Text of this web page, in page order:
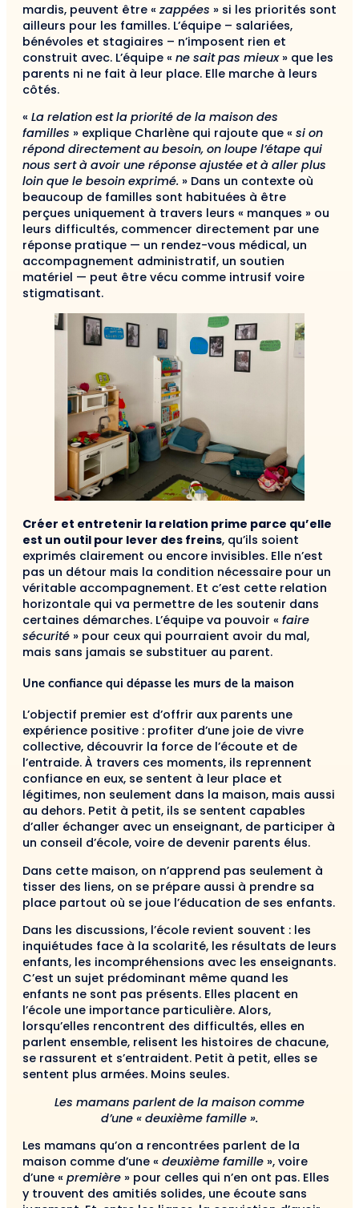
mardis, peuvent être « zappées » si les priorités sont
ailleurs pour les familles. L’équipe – salariées,
bénévoles et stagiaires – n’imposent rien et
construit avec. L’équipe « ne sait pas mieux» que les
parents ni ne fait à leur place. Elle marche à leurs
côtés.
« La relation est la priorité de la maison des
familles » explique Charlène qui rajoute que « si on
répond directement au besoin, on loupe l’étape qui
nous sert à avoir une réponse ajustée et à aller plus
loin que le besoin exprimé. » Dans un contexte où
beaucoup de familles sont habituées à être
perçues uniquement à travers leurs « manques » ou
leurs difficultés, commencer directement par une
réponse pratique — un rendez-vous médical, un
accompagnement administratif, un soutien
matériel — peut être vécu comme intrusif voire
stigmatisant.
Créer et entretenir la relation prime parce qu’elle
est un outil pour lever des freins, qu’ils soient
exprimés clairement ou encore invisibles. Elle n’est
pas un détour mais la condition nécessaire pour un
véritable accompagnement. Et c’est cette relation
horizontale qui va permettre de les soutenir dans
certaines démarches. L’équipe va pouvoir « faire
sécurité » pour ceux qui pourraient avoir du mal,
mais sans jamais se substituer au parent.
Une confiance qui dépasse les murs de la maison
L’objectif premier est d’offrir aux parents une
expérience positive : profiter d’une joie de vivre
collective, découvrir la force de l’écoute et de
l’entraide. À travers ces moments, ils reprennent
confiance en eux, se sentent à leur place et
légitimes, non seulement dans la maison, mais aussi
au dehors. Petit à petit, ils se sentent capables
d’aller échanger avec un enseignant, de participer à
un conseil d’école, voire de devenir parents élus.
Dans cette maison, on n’apprend pas seulement à
tisser des liens, on se prépare aussi à prendre sa
place partout où se joue l’éducation de ses enfants.
Dans les discussions, l’école revient souvent : les
inquiétudes face à la scolarité, les résultats de leurs
enfants, les incompréhensions avec les enseignants.
C’est un sujet prédominant même quand les
enfants ne sont pas présents. Elles placent en
l’école une importance particulière. Alors,
lorsqu’elles rencontrent des difficultés, elles en
parlent ensemble, relisent les histoires de chacune,
se rassurent et s’entraident. Petit à petit, elles se
sentent plus armées. Moins seules.
Les mamans parlent de la maison comme
d’une « deuxième famille ».
Les mamans qu’on a rencontrées parlent de la
maison comme d’une « deuxième famille », voire
d’une « première » pour celles qui n’en ont pas. Elles
y trouvent des amitiés solides, une écoute sans